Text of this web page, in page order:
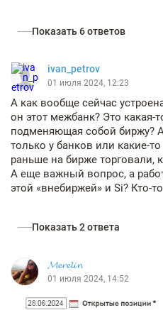
Показать 6 ответов
ivan_petrov
01 июля 2024, 12:23
А как вообще сейчас
он этот межбанк? Это какая-
подменяющая собой биржу? А
только у банков или какие-
раньше на бирже торговали,
А еще важный вопрос, а
этой «внебиржей» и Si? Кто-
Показать 2 ответа
𝓜𝓮𝓻𝓮𝓵𝓲𝓷
01 июля 2024, 14:52